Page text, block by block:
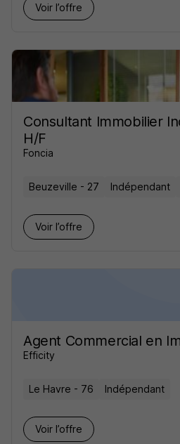
Voir l’offre
Consultant Immobilier
H/F
Foncia
Beuzeville - 27 Indépendant
Voir l’offre
Agent Commercial en
Efficity
Le Havre - 76 Indépendant
Voir l’offre